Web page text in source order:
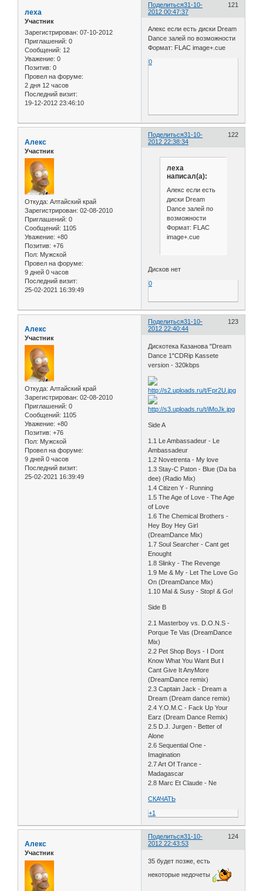
Поделиться 121
31-10-
2012 00:47:37
леха
Участник
Зарегистрирован: 07-10-2012
Приглашений: 0
Сообщений: 12
Уважение: 0
Позитив: 0
Провел на форуме:
2 дня 12 часов
Последний визит:
19-12-2012 23:46:10
Алекс если есть диски Dream
Dance залей по возможности
Формат: FLAC image+.cue
0
Поделиться 122
31-10-
2012 22:38:34
Алекс
Участник
Откуда: Алтайский край
Зарегистрирован: 02-08-2010
Приглашений: 0
Сообщений: 1105
Уважение: +80
Позитив: +76
Пол: Мужской
Провел на форуме:
9 дней 0 часов
Последний визит:
25-02-2021 16:39:49
леха
написал(а):
Алекс если есть
диски Dream
Dance залей по
возможности
Формат: FLAC
image+.cue
Дисков нет
0
Поделиться 123
31-10-
2012 22:40:44
Алекс
Участник
Откуда: Алтайский край
Зарегистрирован: 02-08-2010
Приглашений: 0
Сообщений: 1105
Уважение: +80
Позитив: +76
Пол: Мужской
Провел на форуме:
9 дней 0 часов
Последний визит:
25-02-2021 16:39:49
Дискотека Казанова "Dream
Dance 1"CDRip Kassete
version - 320kbps
Side A
1.1 Le Ambassadeur - Le
Ambassadeur
1.2 Novetrenta - My love
1.3 Stay-C Paton - Blue (Da ba
dee) (Radio Mix)
1.4 Citizen Y - Running
1.5 The Age of Love - The Age
of Love
1.6 The Chemical Brothers -
Hey Boy Hey Girl
(DreamDance Mix)
1.7 Soul Searcher - Cant get
Enought
1.8 Slinky - The Revenge
1.9 Me & My - Let The Love Go
On (DreamDance Mix)
1.10 Mal & Susy - Stop! & Go!
Side B
2.1 Masterboy vs. D.O.N.S -
Porque Te Vas (DreamDance
Mix)
2.2 Pet Shop Boys - I Dont
Know What You Want But I
Cant Give It AnyMore
(DreamDance remix)
2.3 Captain Jack - Dream a
Dream (Dream dance remix)
2.4 Y.O.M.C - Fack Up Your
Earz (Dream Dance Remix)
2.5 D.J. Jurgen - Better of
Alone
2.6 Sequential One -
Imagination
2.7 Art Of Trance -
Madagascar
2.8 Marc Et Claude - Ne
СКАЧАТЬ
+1
Поделиться 124
31-10-
2012 22:43:53
Алекс
Участник
35 будет позже, есть
некоторые недочеты